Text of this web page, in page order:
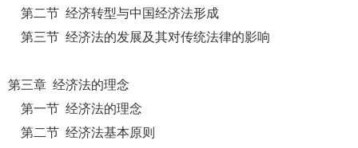
第二节 经济转型与中国经济法形成
第三节 经济法的发展及其对传统法律的影响
第三章 经济法的理念
第一节 经济法的理念
第二节 经济法基本原则